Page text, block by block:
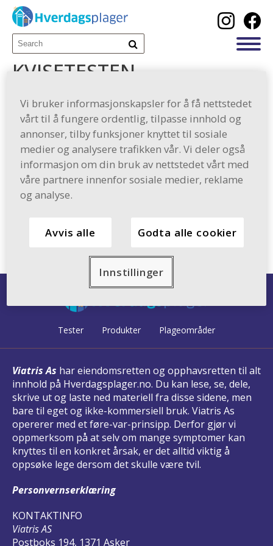
KVISETESTEN
Relaterte artikler
Utforsk de populære, sunne artiklene som er
svært informative og nøyaktige, og som er
Tester Produkter Plageområder
Viatris As har eiendomsretten og opphavsretten til alt
innhold på Hverdagsplager.no. Du kan lese, se, dele,
skrive ut og laste ned materiell fra disse sidene, men
bare til eget og ikke-kommersiell bruk. Viatris As
opererer med et føre-var-prinsipp. Derfor gjør vi
oppmerksom på at selv om mange symptomer kan
knyttes til en konkret årsak, er det alltid viktig å
oppsøke lege dersom det skulle være tvil.
Personvernserklæring
KONTAKTINFO
Viatris AS
Postboks 194, 1371 Asker
Vi bruker informasjonskapsler for å få nettstedet
vårt til å fungere ordentlig, tilpasse innhold og
annonser, tilby funksjoner knyttet til sosiale
medier og analysere trafikken vår. Vi deler også
informasjon om din bruk av nettstedet vårt med
våre partnere innenfor sosiale medier, reklame
og analyse.
Avvis alle Godta alle cookier
Innstillinger